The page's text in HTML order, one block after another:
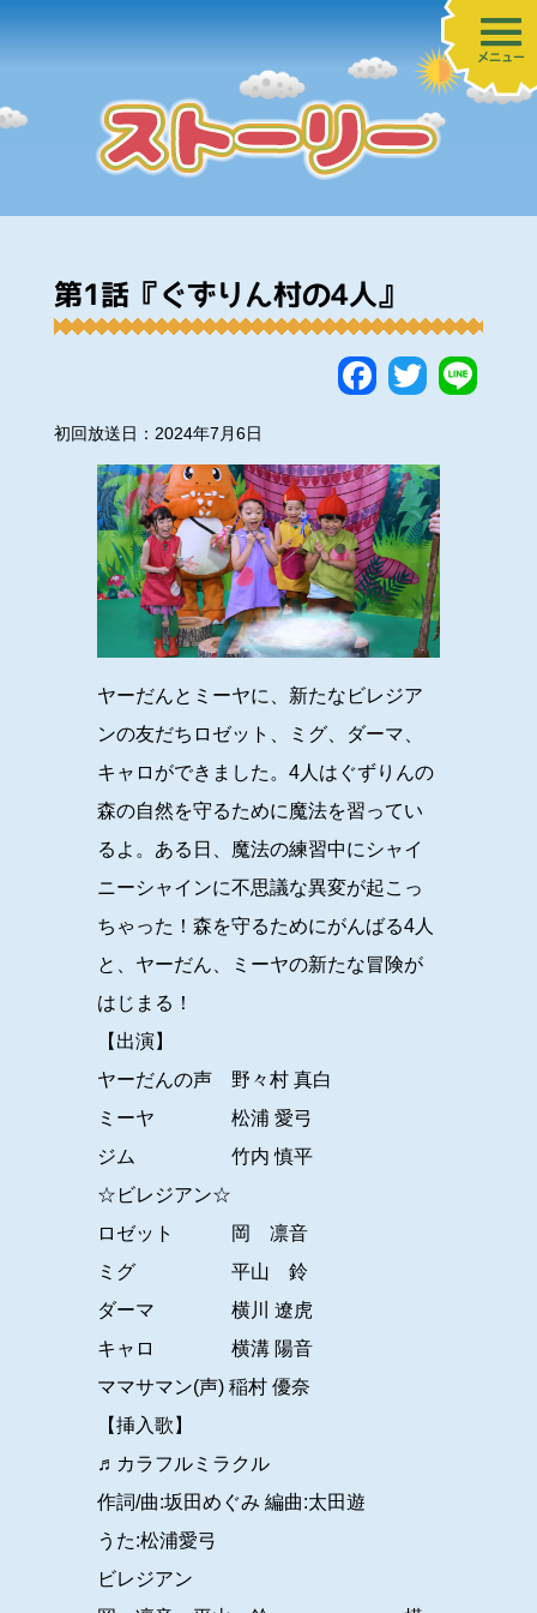
メニュー
第1話『ぐずりん村の4人』
初回放送日：2024年7月6日
ヤーだんとミーヤに、新たなビレジア
ンの友だちロゼット、ミグ、ダーマ、
キャロができました。4人はぐずりんの
森の自然を守るために魔法を習ってい
るよ。ある日、魔法の練習中にシャイ
ニーシャインに不思議な異変が起こっ
ちゃった！森を守るためにがんばる4人
と、ヤーだん、ミーヤの新たな冒険が
はじまる！
【出演】
ヤーだんの声 野々村 真白
ミーヤ 松浦 愛弓
ジム 竹内 慎平
☆ビレジアン☆
ロゼット 岡 凛音
ミグ 平山 鈴
ダーマ 横川 遼虎
キャロ 横溝 陽音
ママサマン(声) 稲村 優奈
【挿入歌】
♬カラフルミラクル
作詞/曲:坂田めぐみ 編曲:太田遊
うた:松浦愛弓
ビレジアン